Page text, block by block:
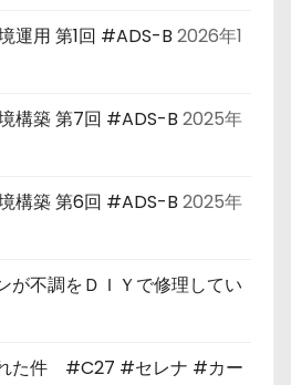
運用 第1回 #ADS-B 2026年1
構築 第7回 #ADS-B 2025年
構築 第6回 #ADS-B 2025年
が不調をＤＩＹで修理してい
た件 #C27 #セレナ #カー